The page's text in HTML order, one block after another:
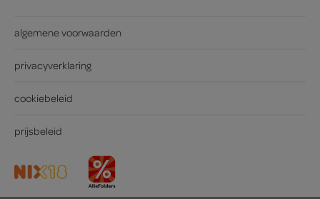
algemene voorwaarden
privacyverklaring
cookiebeleid
prijsbeleid